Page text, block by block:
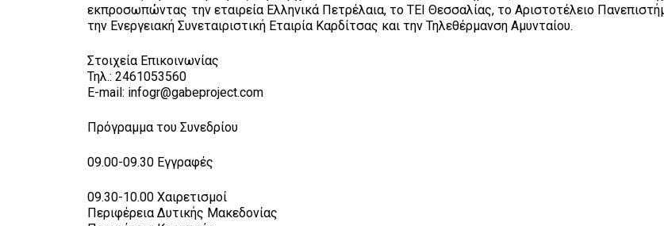
εκπροσωπώντας την εταιρεία Ελληνικά Πετρέλαια, το ΤΕΙ Θεσσαλίας, το Αριστοτέλειο
την Ενεργειακή Συνεταιριστική Εταιρία Καρδίτσας και την Τηλεθέρμανση Αμυνταίου.
Στοιχεία Επικοινωνίας
Τηλ.: 2461053560
E-mail: infogr@gabeproject.com
Πρόγραμμα του Συνεδρίου
09.00-09.30 Εγγραφές
09.30-10.00 Χαιρετισμοί
Περιφέρεια Δυτικής Μακεδονίας